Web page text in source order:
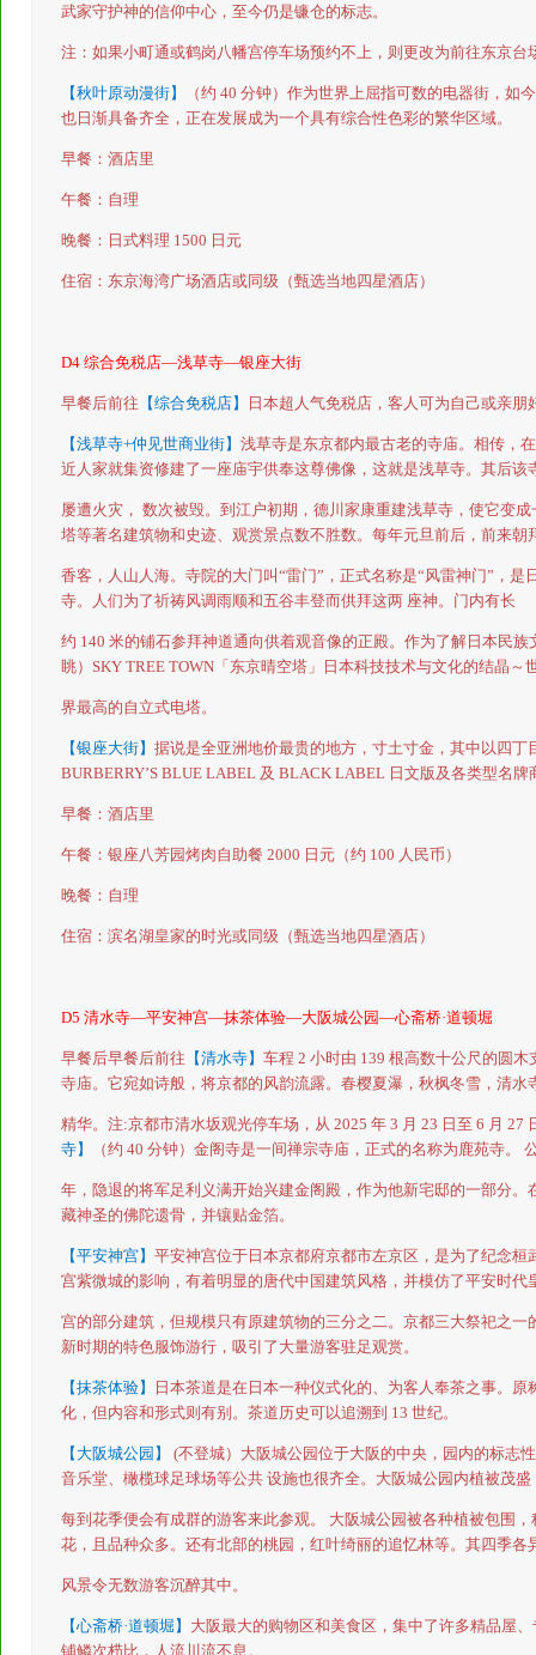
武家守护神的信仰中心，至今仍是镰仓的标志。
注：如果小町通或鹤岗八幡宫停车场预约不上，则更改为前往东京
【秋叶原动漫街】 （约 40 分钟）作为世界上屈指可数的电器街，如
也日渐具备齐全，正在发展成为一个具有综合性色彩的繁华区域。
早餐：酒店里
午餐：自理
晚餐：日式料理 1500 日元
住宿：东京海湾广场酒店或同级（甄选当地四星酒店）
D4 综合免税店—浅草寺—银座大街
早餐后前往 【综合免税店】 日本超人气免税店，客人可为自己或亲
【浅草寺+仲见世商业街】 浅草寺是东京都内最古老的寺庙。相传，
近人家就集资修建了一座庙宇供奉这尊佛像，这就是浅草寺。其后该
屡遭火灾， 数次被毁。到江户初期，德川家康重建浅草寺，使它变
塔等著名建筑物和史迹、观赏景点数不胜数。每年元旦前后，前来朝
香客，人山人海。寺院的大门叫“雷门”，正式名称是“风雷神门”，
寺。人们为了祈祷风调雨顺和五谷丰登而供拜这两 座神。门内有长
约 140 米的铺石参拜神道通向供着观音像的正殿。作为了解日本民族
眺） SKY TREE TOWN 「东京晴空塔」日本科技技术与文化的结晶～
界最高的自立式电塔。
【银座大街】 据说是全亚洲地价最贵的地方，寸土寸金，其中以四
BURBERRY’S BLUE LABEL 及 BLACK LABEL 日文版及各类型名牌
早餐：酒店里
午餐：银座八芳园烤肉自助餐 2000 日元（约 100 人民币）
晚餐：自理
住宿：滨名湖皇家的时光或同级（甄选当地四星酒店）
D5 清水寺—平安神宫—抹茶体验—大阪城公园—心斋桥·道顿堀
早餐后早餐后前往 【清水寺】 车程 2 小时由 139 根高数十公尺的圆木
寺庙。它宛如诗般，将京都的风韵流露。春樱夏瀑，秋枫冬雪，清水
精华。 注:京都市清水坂观光停车场，从 2025 年 3 月 23 日至 6 月 27
寺】
（约 40 分钟）金阁寺是一间禅宗寺庙，正式的名称为鹿苑寺。
年，隐退的将军足利义满开始兴建金阁殿，作为他新宅邸的一部分。
藏神圣的佛陀遗骨，并镶贴金箔。
【平安神宫】 平安神宫位于日本京都府京都市左京区，是为了纪念
宫紫微城的影响，有着明显的唐代中国建筑风格，并模仿了平安时代
宫的部分建筑，但规模只有原建筑物的三分之二。京都三大祭祀之一
新时期的特色服饰游行，吸引了大量游客驻足观赏。
【抹茶体验】
日本茶道是在日本一种仪式化的、为客人奉茶之事。原
化，但内容和形式则有别。茶道历史可以追溯到 13 世纪。
【大阪城公园】 (不登城）大阪城公园位于大阪的中央，园内的标志
音乐堂、橄榄球足球场等公共 设施也很齐全。大阪城公园内植被茂盛
每到花季便会有成群的游客来此参观。
大阪城公园被各种植被包围
花，且品种众多。还有北部的桃园，红叶绮丽的追忆林等。其四季各
风景令无数游客沉醉其中。
【心斋桥·道顿堀】 大阪最大的购物区和美食区，集中了许多精品屋
铺鳞次栉比，人流川流不息。